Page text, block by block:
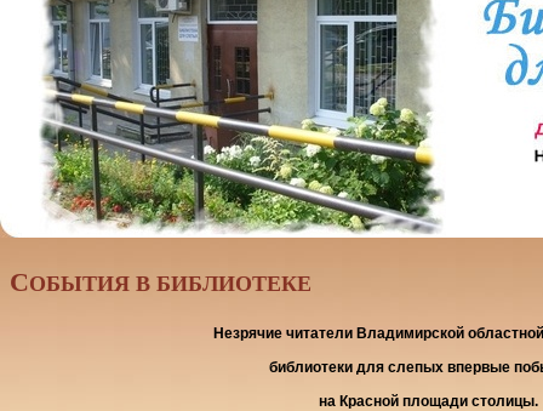
CОБЫТИЯ В БИБЛИОТЕКЕ
Незрячие читатели Владимирской
библиотеки для слепых впервые
на Красной площади столицы.